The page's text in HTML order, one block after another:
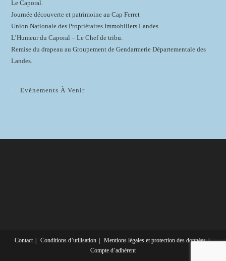
Le Caporal.
Journée découverte et patrimoine au Cap Ferret
Union Nationale des Propriétaires Immobiliers Landes
L’Humeur du Caporal – Le Chef de tribu.
Remise du drapeau au Groupement de Gendarmerie Départementale des
Landes.
Evènements À Venir
Contact Conditions d’utilisation
Mentions légales et protection des données
Compte d’adhérent